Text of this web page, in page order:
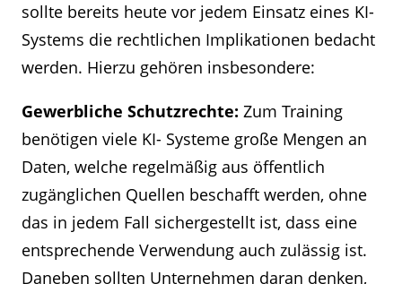
sollte bereits heute vor jedem Einsatz eines KI-
Systems die rechtlichen Implikationen bedacht
werden. Hierzu gehören insbesondere:
Gewerbliche Schutzrechte: Zum Training
benötigen viele KI- Systeme große Mengen an
Daten, welche regelmäßig aus öffentlich
zugänglichen Quellen beschafft werden, ohne
das in jedem Fall sichergestellt ist, dass eine
entsprechende Verwendung auch zulässig ist.
Daneben sollten Unternehmen daran denken,